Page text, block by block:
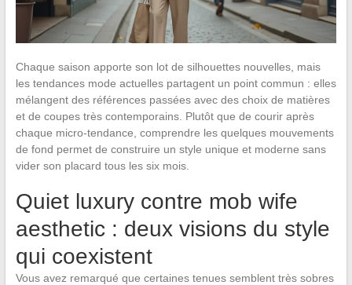
Chaque saison apporte son lot de silhouettes nouvelles, mais
les tendances mode actuelles partagent un point commun : elles
mélangent des références passées avec des choix de matières
et de coupes très contemporains. Plutôt que de courir après
chaque micro-tendance, comprendre les quelques mouvements
de fond permet de construire un style unique et moderne sans
vider son placard tous les six mois.
Quiet luxury contre mob wife
aesthetic : deux visions du style
qui coexistent
Vous avez remarqué que certaines tenues semblent très sobres